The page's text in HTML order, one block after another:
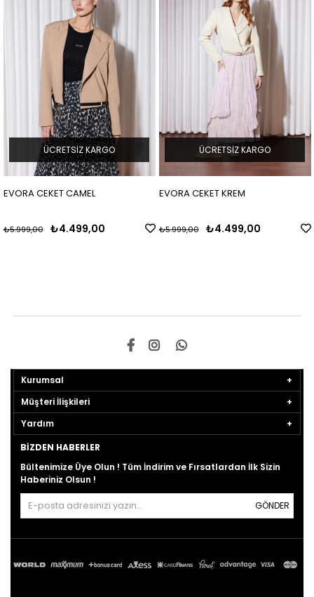
KARGO
EVORA CEKET KREM
₺4.499,00
₺5.999,00
ÜCRETSIZ KARGO
EVORA CEKET
₺5.999,00
Kurumsal
Müşteri İlişkileri
Yardım
BIZDEN HABERLER
Bültenimize Üye Olun ! Tüm İndirim ve Fırsatlardan İlk Sizin
Haberiniz Olsun !
GÖNDER